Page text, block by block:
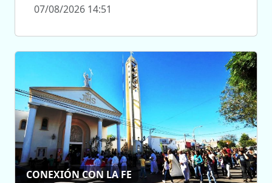
07/08/2026 14:51
CONEXIÓN CON LA FE